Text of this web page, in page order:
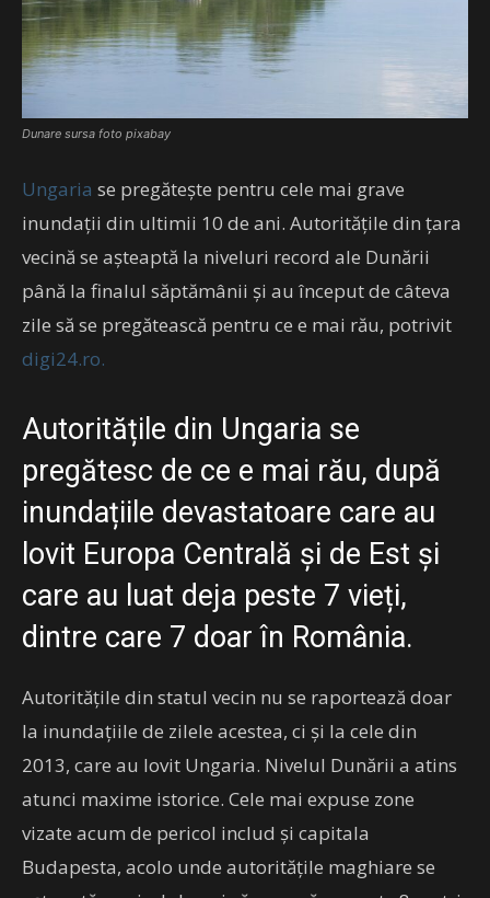
Dunare sursa foto pixabay
Ungaria se pregătește pentru cele mai grave
inundații din ultimii 10 de ani. Autoritățile din țara
vecină se așteaptă la niveluri record ale Dunării
până la finalul săptămânii și au început de câteva
zile să se pregătească pentru ce e mai rău, potrivit
digi24.ro.
Autoritățile din Ungaria se
pregătesc de ce e mai rău, după
inundațiile devastatoare care au
lovit Europa Centrală și de Est și
care au luat deja peste 7 vieți,
dintre care 7 doar în România.
Autoritățile din statul vecin nu se raportează doar
la inundațiile de zilele acestea, ci și la cele din
2013, care au lovit Ungaria. Nivelul Dunării a atins
atunci maxime istorice. Cele mai expuse zone
vizate acum de pericol includ și capitala
Budapesta, acolo unde autoritățile maghiare se